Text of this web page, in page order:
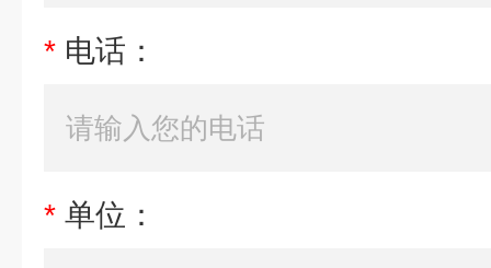
* 电话：
* 单位：